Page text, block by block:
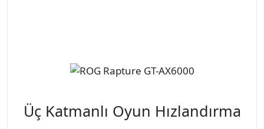
Üç Katmanlı Oyun Hızlandırma